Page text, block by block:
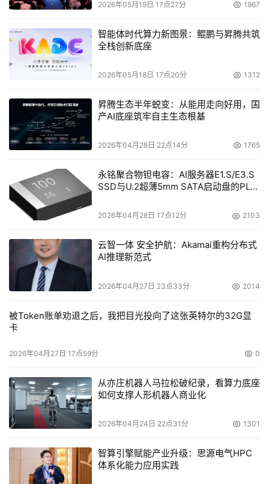
2026年05月19日 17点27分 1967
智能体时代算力新图景：鲲鹏与昇腾共筑
全栈创新底座
2026年05月18日 17点20分 1312
昇腾生态半年蜕变：从能用走向好用，国
产AI底座筑牢自主生态根基
2026年04月28日 22点14分 1765
永铭聚合物钽电容：AI服务器E1.S/E3.S
SSD与U.2超薄5mm SATA启动盘的PLP
2026年04月28日 17点12分 2103
云智一体 安全护航：Akamai重构分布式
AI推理新范式
2026年04月27日 23点33分 2014
被Token账单劝退之后，我把目光投向了这张英特尔的32G显
卡
2026年04月27日 17点59分 0
从亦庄机器人马拉松破纪录，看算力底座
如何支撑人形机器人商业化
2026年04月24日 22点31分 1301
智算引擎赋能产业升级：思源电气HPC
体系化能力应用实践